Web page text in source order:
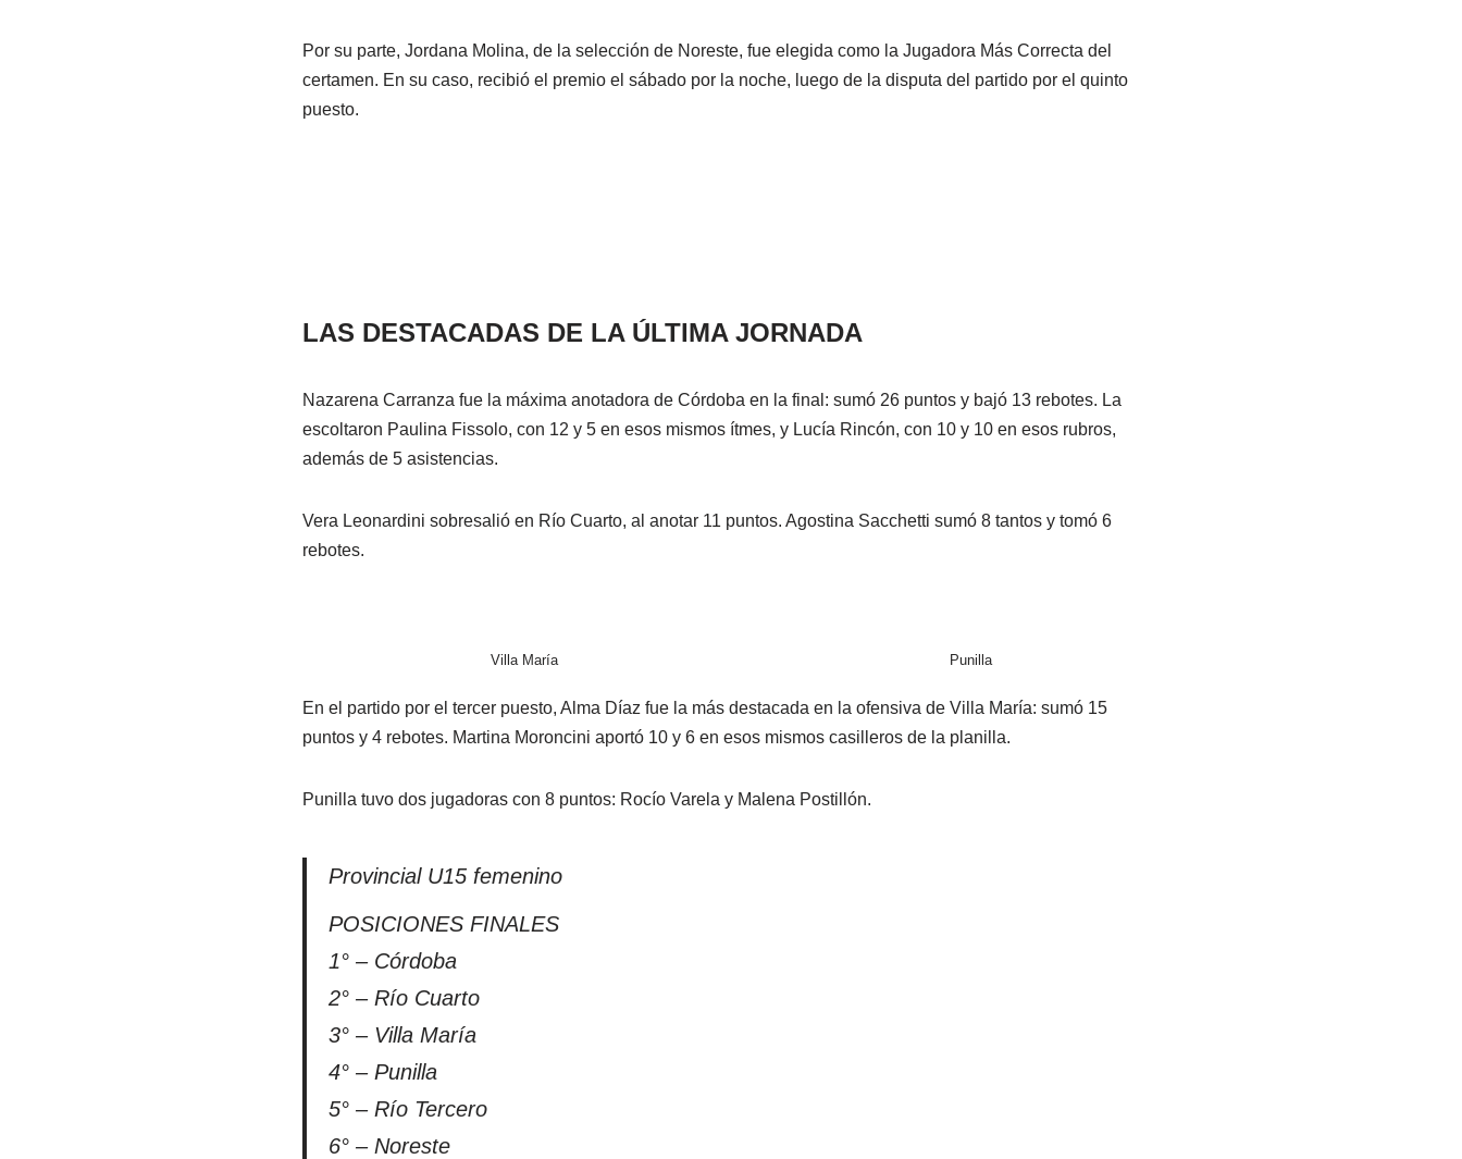
Por su parte, Jordana Molina, de la selección de Noreste, fue elegida como la Jugadora Más Correcta del
certamen. En su caso, recibió el premio el sábado por la noche, luego de la disputa del partido por el quinto
puesto.
LAS DESTACADAS DE LA ÚLTIMA JORNADA
Nazarena Carranza fue la máxima anotadora de Córdoba en la final: sumó 26 puntos y bajó 13 rebotes. La
escoltaron Paulina Fissolo, con 12 y 5 en esos mismos ítmes, y Lucía Rincón, con 10 y 10 en esos rubros,
además de 5 asistencias.
Vera Leonardini sobresalió en Río Cuarto, al anotar 11 puntos. Agostina Sacchetti sumó 8 tantos y tomó 6
rebotes.
Villa María Punilla
En el partido por el tercer puesto, Alma Díaz fue la más destacada en la ofensiva de Villa María: sumó 15
puntos y 4 rebotes. Martina Moroncini aportó 10 y 6 en esos mismos casilleros de la planilla.
Punilla tuvo dos jugadoras con 8 puntos: Rocío Varela y Malena Postillón.
Provincial U15 femenino
POSICIONES FINALES
1° – Córdoba
2° – Río Cuarto
3° – Villa María
4° – Punilla
5° – Río Tercero
6° – Noreste